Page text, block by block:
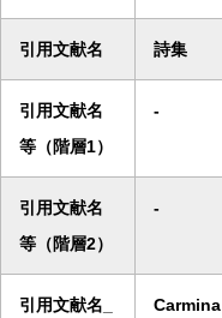
引用文献名 詩集
引用文献名
等（階層1）
-
引用文献名
等（階層2）
-
引用文献名_
Carmina